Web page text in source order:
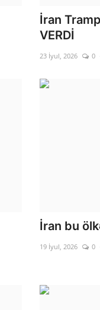
İran
VERDİ
23 İyul, 2026 0
İran bu
19 İyul, 2026 0